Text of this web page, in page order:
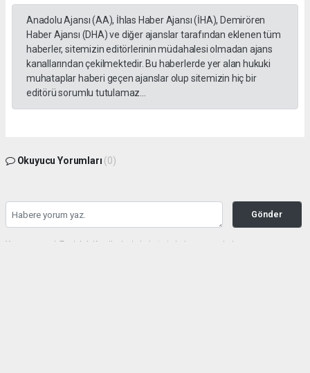
Anadolu Ajansı (AA), İhlas Haber Ajansı (İHA), Demirören
Haber Ajansı (DHA) ve diğer ajanslar tarafından eklenen tüm
haberler, sitemizin editörlerinin müdahalesi olmadan ajans
kanallarından çekilmektedir. Bu haberlerde yer alan hukuki
muhataplar haberi geçen ajanslar olup sitemizin hiç bir
editörü sorumlu tutulamaz...
Okuyucu Yorumları (0)
Gönder
Yorum yazarak Topluluk Kuralları’nı kabul etmiş bulunuyor ve haberunye.com